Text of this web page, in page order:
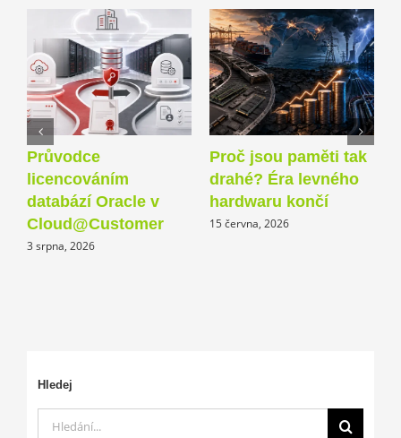
Průvodce
licencováním
databází Oracle v
Cloud@Customer
3 srpna, 2026
Proč jsou paměti tak
drahé? Éra levného
hardwaru končí
15 června, 2026
Hledej
Hledat: